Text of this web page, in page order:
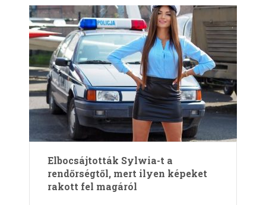
Elbocsájtották Sylwia-t a
rendőrségtől, mert ilyen képeket
rakott fel magáról